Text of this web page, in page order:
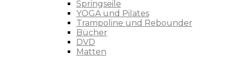
Springseile
YOGA und Pilates
Trampoline und Rebounder
Bücher
DVD
Matten